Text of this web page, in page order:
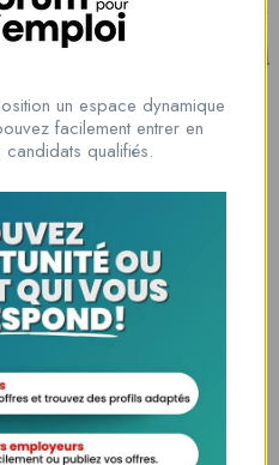
à éviter pour maximiser vos
Vivre Avec Des Regrets
un espace dynamique
facilement entrer en
qualifiés.